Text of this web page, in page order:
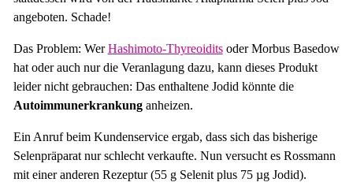
angeboten. Schade!
Das Problem: WerHashimoto-Thyreoiditsoder Morbus Basedow
hat oder auch nur die Veranlagung dazu, kann dieses Produkt
leider nicht gebrauchen: Das enthaltene Jodid könnte die
Autoimmunerkrankunganheizen.
Ein Anruf beim Kundenservice ergab, dass sich das bisherige
Selenpräparat nur schlecht verkaufte. Nun versucht es Rossmann
mit einer anderen Rezeptur (55 g Selenit plus 75 µg Jodid).